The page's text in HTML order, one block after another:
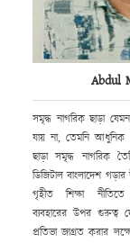
Abdul
সমৃদ্ধ নাগরিক ছাড়া
যায় না, তেমনি আধুনিক
ছাড়া সমৃদ্ধ নাগরিক
ডিজিটাল বাংলাদেশ গড়ার
গৃহীত শিক্ষা
ব্যবহারের উপর গুরুত্ব
প্রতিভা জাগ্রত করার